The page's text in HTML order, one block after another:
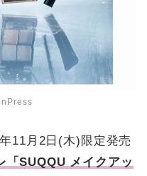
11月2日(木)限定発売
「SUQQU メイクアッ